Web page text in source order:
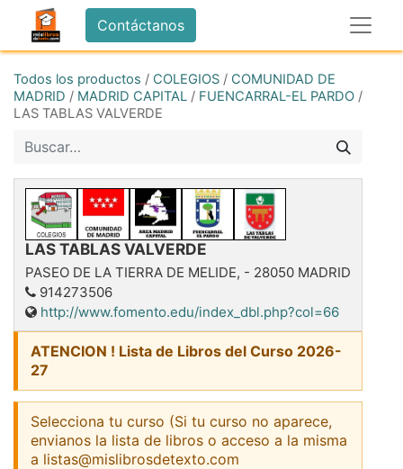
Contáctanos
Todos los productos / COLEGIOS / COMUNIDAD DE
MADRID / MADRID CAPITAL / FUENCARRAL-EL PARDO /
LAS TABLAS VALVERDE
LAS TABLAS VALVERDE
PASEO DE LA TIERRA DE MELIDE, - 28050 MADRID
914273506
http://www.fomento.edu/index_dbl.php?col=66
ATENCION ! Lista de Libros del Curso 2026-
27
Selecciona tu curso (Si tu curso no aparece,
envianos la lista de libros o acceso a la misma
a listas@mislibrosdetexto.com